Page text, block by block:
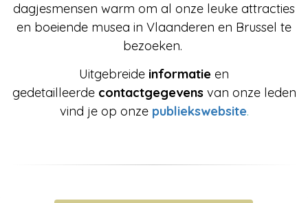
dagjesmensen warm om al onze leuke attracties
en boeiende musea in Vlaanderen en Brussel te
bezoeken.
Uitgebreide informatie en
gedetailleerde contactgegevens van onze leden
vind je op onze publiekswebsite.